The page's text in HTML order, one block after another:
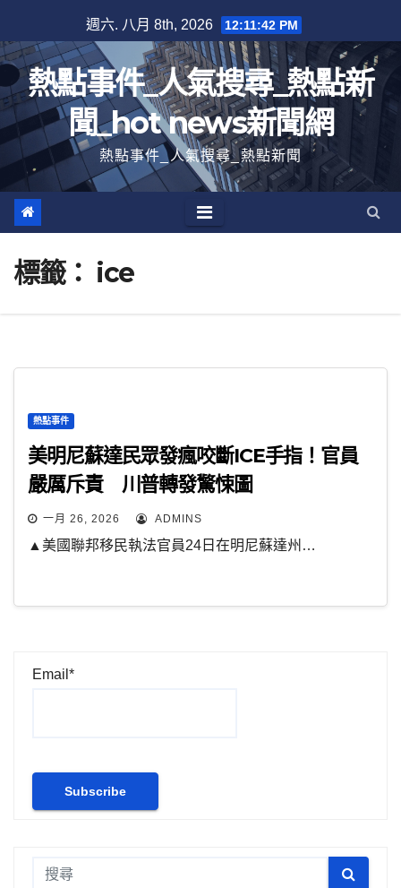
至
內
容
週六. 八月 8th, 2026 12:11:42 PM
熱點事件_人氣搜尋_熱點新
聞_hot news新聞網
熱點事件_人氣搜尋_熱點新聞
標籤： ice
熱點事件
美明尼蘇達民眾發瘋咬斷ICE手指！官員
嚴厲斥責 川普轉發驚悚圖
一月 26, 2026 ADMINS
▲美國聯邦移民執法官員24日在明尼蘇達州…
Email*